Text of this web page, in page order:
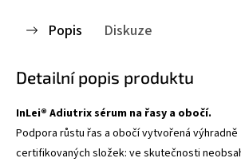
Popis Diskuze
Detailní popis produktu
InLei® Adiutrix sérum na řasy a obočí.
Podpora růstu řas a obočí vytvořená výhradně
certifikovaných složek: ve skutečnosti